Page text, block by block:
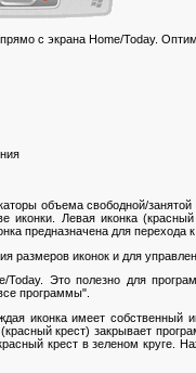
с экрана Home/Today.
объема свободной/
Левая иконка
предназначена для перехода
размеров иконок и для
Это полезно для
программы".
иконка имеет
крест) закрывает
крест в зеленом круге.